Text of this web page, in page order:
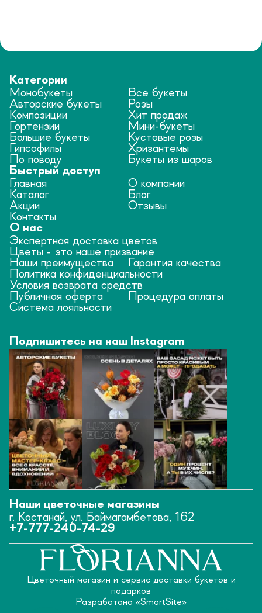
Категории
Монобукеты
Все букеты
Авторские букеты
Розы
Композиции
Хит продаж
Гортензии
Мини-букеты
Большие букеты
Кустовые розы
Гипсофилы
Хризантемы
По поводу
Букеты из шаров
Быстрый доступ
Главная
О компании
Каталог
Блог
Акции
Отзывы
Контакты
О нас
Экспертная доставка цветов
Цветы - это наше призвание
Наши преимущества
Гарантия качества
Политика конфиденциальности
Условия возврата средств
Публичная оферта
Процедура оплаты
Система лояльности
Подпишитесь на наш Instagram
Наши цветочные магазины
г. Костанай, ул. Баймагамбетова, 162
+7-777-240-74-29
Цветочный магазин и сервис доставки букетов и
подарков
Разработано «SmartSite»